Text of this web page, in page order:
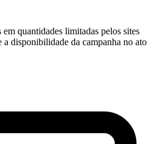
quantidades limitadas pelos sites
a disponibilidade da campanha no ato